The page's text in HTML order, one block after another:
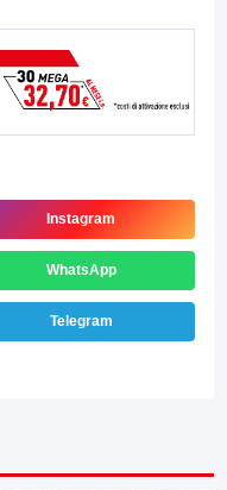
Instagram
WhatsApp
Telegram